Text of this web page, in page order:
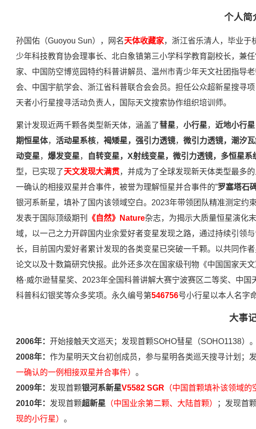
个人简
孙国佑（Guoyou Sun），网名天体收藏家， 浙江省乐清人，毕业于
少年科技教育协会理事长、北白象镇第三小学科学教育副校长，兼
家、中国防空博览园特约科普讲解员、温州市青少年天文社团指导
会、中国宇航学会、浙江省科普联合会会员。担任公众超新星搜寻
天者小行星搜寻活动负责人，国际天文搜索协作组织培训师。
累计发现近两千颗各类型新天体，涵盖了彗星， 小行星， 近地小行星
期恒星体， 活动星系核， 褐矮星， 强引力透镜， 微引力透镜，潮汐瓦
动变星， 爆发变星， 自转变星，X射线变星，微引力透镜，多恒星系
型，已实现了天文发现大满贯，并成为了全球发现新天体类型最多的
一确认的相接双星并合事件，被誉为理解恒星并合事件的”罗塞塔石
银河系新星 ，填补了国内该领域空白。 2023年带领团队精准测定约
发表于国际顶级期刊
《自然》Nature杂志，为揭示大质量恒星演化
域，以一己之力开辟国内业余爱好者变星发现之路，通过持续引领
长，目前国内爱好者累计发现的各类变星已突破一千颗。以共同作
论文以及十数篇研究快报。此外还多次在 国家级刊物 《中国国家天
格·威尔逊彗星奖、 2023年全国科普讲解大赛宁波赛区二等奖、中
科普科幻银奖等众多奖项。永久编号第546756号小行星以本人名
大事
2006年： 开始接触天文巡天；发现首颗SOHO彗星（SOHO1138）。
2008年： 作为星明天文台初创成员，参与星明各类巡天搜寻计划；
一确认的一例相接双星并合事件） 。
2009年： 发现首颗银河系新星V5582 SGR （中国首颗填补该领域的
2010年： 发现首颗超新星 （中国业余第二颗、大陆首颗） ； 发现首颗
现的小行星） 。